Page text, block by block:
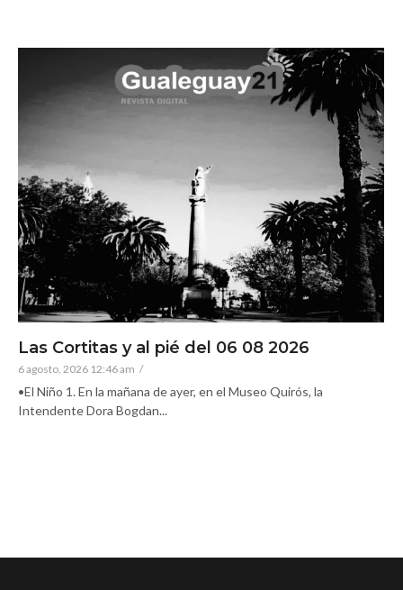
Las Cortitas y al pié del 06 08 2026
6 agosto, 2026 12:46 am /
•El Niño 1. En la mañana de ayer, en el Museo Quirós, la
Intendente Dora Bogdan...